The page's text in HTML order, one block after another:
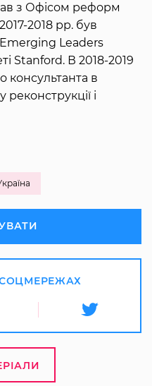
з Офісом реформ
2018 рр. був
Leaders
Stanford. В 2018-2019
консультанта в
і